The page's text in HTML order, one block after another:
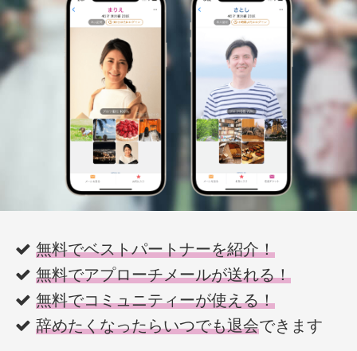
無料でベストパートナーを紹介！
無料でアプローチメールが送れる！
無料でコミュニティーが使える！
辞めたくなったらいつでも退会できます